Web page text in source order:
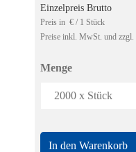
Einzelpreis Brutto
Preis in € / 1 Stück
Preise inkl. MwSt. und zzgl.
Menge
In den Warenkorb